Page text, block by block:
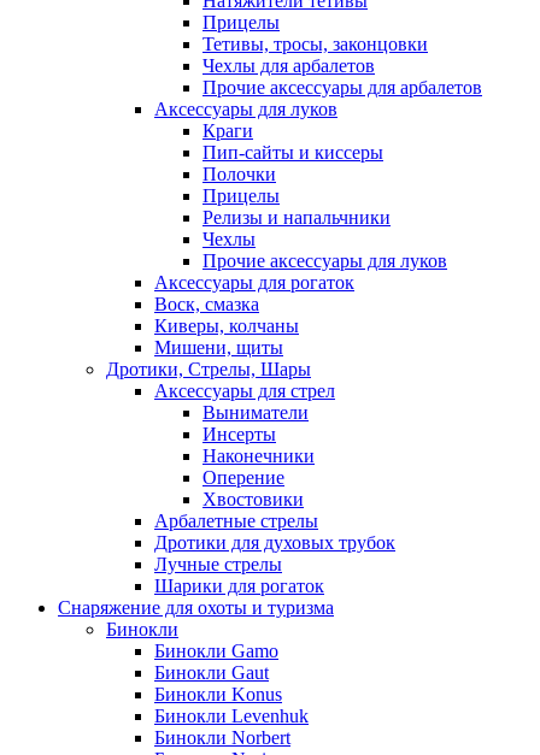
Прицелы
Тетивы, тросы, законцовки
Чехлы для арбалетов
Прочие аксессуары для арбалетов
Аксессуары для луков
Краги
Пип-сайты и киссеры
Полочки
Прицелы
Релизы и напальчники
Чехлы
Прочие аксессуары для луков
Аксессуары для рогаток
Воск, смазка
Киверы, колчаны
Мишени, щиты
Дротики, Стрелы, Шары
Аксессуары для стрел
Выниматели
Инсерты
Наконечники
Оперение
Хвостовики
Арбалетные стрелы
Дротики для духовых трубок
Лучные стрелы
Шарики для рогаток
Снаряжение для охоты и туризма
Бинокли
Бинокли Gamo
Бинокли Gaut
Бинокли Konus
Бинокли Levenhuk
Бинокли Norbert